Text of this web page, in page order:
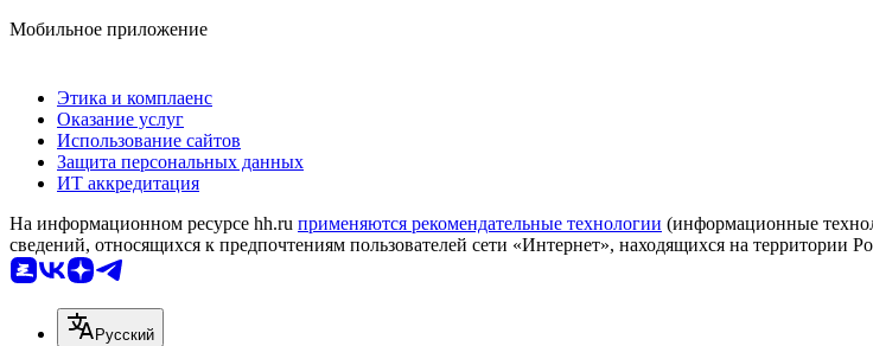
Мобильное приложение
Этика и комплаенс
Оказание услуг
Использование сайтов
Защита персональных данных
ИТ аккредитация
На информационном ресурсе hh.ru применяются рекомендательные технологии (информационные
сведений, относящихся к предпочтениям пользователей сети «Интернет», находящихся на территории
Русский